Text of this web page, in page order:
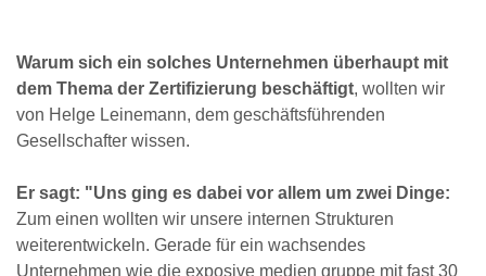
Warum sich ein solches Unternehmen überhaupt mit
dem Thema der Zertifizierung beschäftigt, wollten wir
von Helge Leinemann, dem geschäftsführenden
Gesellschafter wissen.
Er sagt: "Uns ging es dabei vor allem um zwei Dinge:
Zum einen wollten wir unsere internen Strukturen
weiterentwickeln. Gerade für ein wachsendes
Unternehmen wie die exposive medien gruppe mit fast 30